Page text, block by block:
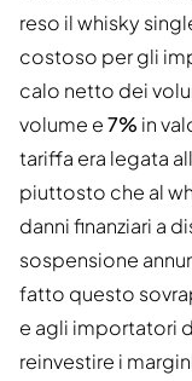
reso il whisky
costoso per gli
calo netto dei
volume e7% in
tariffa era legata
piuttosto che al
danni finanziari a
sospensione
fatto questo
e agli importatori
reinvestire i